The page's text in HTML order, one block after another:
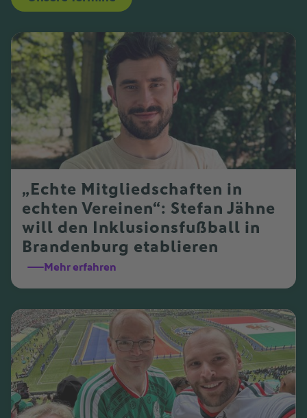
„Echte Mitgliedschaften in
echten Vereinen“: Stefan Jähne
will den Inklusionsfußball in
Brandenburg etablieren
Mehr erfahren